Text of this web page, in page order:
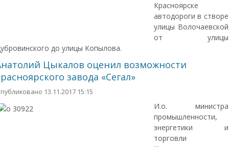
Красноярске
автодороги в створе
улицы Волочаевской
от улицы
до улицы Копылова.
Цыкалов оценил возможности
завода «Сегал»
13.11.2017 15:15
И.о. министра
промышленности,
энергетики и
торговли